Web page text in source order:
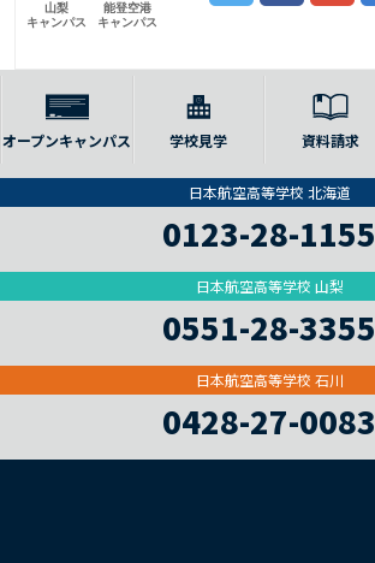
山梨
キャンパス
能登空港
キャンパス
オープンキャンパス 学校見学 資料請求
日本航空高等学校 北海道
0123-28-1155
日本航空高等学校 山梨
0551-28-3355
日本航空高等学校 石川
0428-27-0083